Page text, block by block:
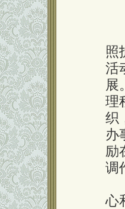
照
活
展
理
织
办
励
调
心